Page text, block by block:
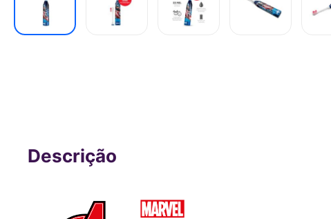
HC089OUT [Reembalado]